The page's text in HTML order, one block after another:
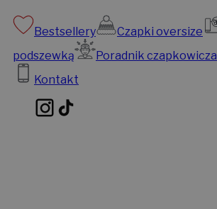
Bestsellery Czapki oversize
podszewką
Poradnik czapkowicza
Kontakt